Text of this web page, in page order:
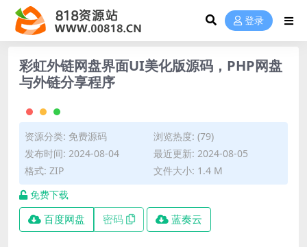
登录
彩虹外链网盘界面UI美化版源码，PHP网盘
与外链分享程序
资源分类: 免费源码
浏览热度: (79)
发布时间: 2024-08-04
最近更新: 2024-08-05
格式: ZIP
文件大小: 1.4 M
免费下载
百度网盘 密码 蓝奏云